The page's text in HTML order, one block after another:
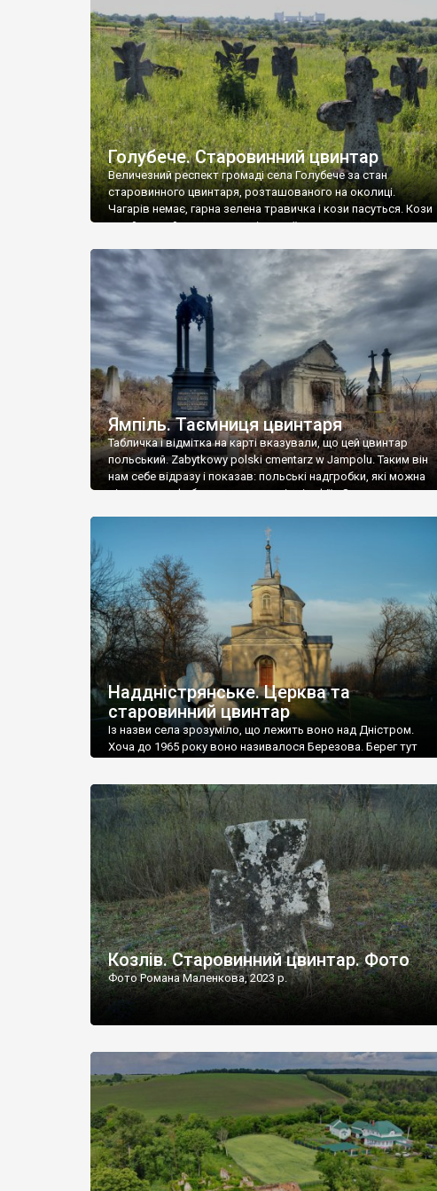
Голубече. Старовинний цвинтар
Величезний респект громаді села Голубече за стан
старовинного цвинтаря, розташованого на околиці.
Чагарів немає, гарна зелена травичка і кози пасуться. Кози
– найкращий регулятор шкідливої, для старих кладовищ,
бруньками, кози ті бруньки обгризають, бо то улюблений
делікатес. На цвинтарі у Голубечому ціла колекція
різноманітних форм хрестів. Село відносно невелике, […]
Ямпіль. Таємниця цвинтаря
Табличка і відмітка на карті вказували, що цей цвинтар
польський. Zabytkowy polski cmentarz w Jampolu. Таким він
нам себе відразу і показав: польські надгробки, які можна
віднести до фабричних, польські епітафії… Загалом цвинтар
виявилося більше семи гектарів. Перше враження про
абсолютну звичайність польського цвинтаря виявилося
оманливим – […]
Наддністрянське. Церква та
старовинний цвинтар
Із назви села зрозуміло, що лежить воно над Дністром.
Хоча до 1965 року воно називалося Березова. Берег тут
Наддністрянське відрізняється від більшості навколишніх
сіл. У селі є мурована Михайлівська церква. Точної дати […]
Козлів. Старовинний цвинтар. Фото
Фото Романа Маленкова, 2023 р.